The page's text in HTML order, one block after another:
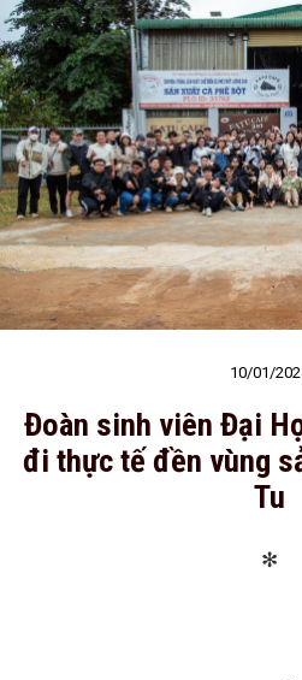
10/01/
Đoàn sinh viên Đại
đi thực tế đền vùng
Tu
✻